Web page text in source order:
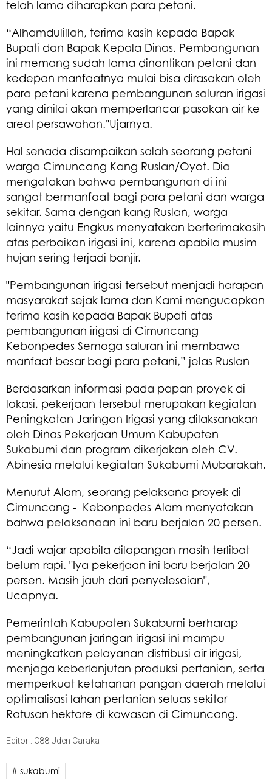
telah lama diharapkan para petani.
“Alhamdulillah, terima kasih kepada Bapak
Bupati dan Bapak Kepala Dinas. Pembangunan
ini memang sudah lama dinantikan petani dan
kedepan manfaatnya mulai bisa dirasakan oleh
para petani karena pembangunan saluran irigasi
yang dinilai akan memperlancar pasokan air ke
areal persawahan."Ujarnya.
Hal senada disampaikan salah seorang petani
warga Cimuncang Kang Ruslan/Oyot. Dia
mengatakan bahwa pembangunan di ini
sangat bermanfaat bagi para petani dan warga
sekitar. Sama dengan kang Ruslan, warga
lainnya yaitu Engkus menyatakan berterimakasih
atas perbaikan irigasi ini, karena apabila musim
hujan sering terjadi banjir.
"Pembangunan irigasi tersebut menjadi harapan
masyarakat sejak lama dan Kami mengucapkan
terima kasih kepada Bapak Bupati atas
pembangunan irigasi di Cimuncang
Kebonpedes Semoga saluran ini membawa
manfaat besar bagi para petani,” jelas Ruslan
Berdasarkan informasi pada papan proyek di
lokasi, pekerjaan tersebut merupakan kegiatan
Peningkatan Jaringan Irigasi yang dilaksanakan
oleh Dinas Pekerjaan Umum Kabupaten
Sukabumi dan program dikerjakan oleh CV.
Abinesia melalui kegiatan Sukabumi Mubarakah.
Menurut Alam, seorang pelaksana proyek di
Cimuncang - Kebonpedes Alam menyatakan
bahwa pelaksanaan ini baru berjalan 20 persen.
“Jadi wajar apabila dilapangan masih terlibat
belum rapi. "Iya pekerjaan ini baru berjalan 20
persen. Masih jauh dari penyelesaian",
Ucapnya.
Pemerintah Kabupaten Sukabumi berharap
pembangunan jaringan irigasi ini mampu
meningkatkan pelayanan distribusi air irigasi,
menjaga keberlanjutan produksi pertanian, serta
memperkuat ketahanan pangan daerah melalui
optimalisasi lahan pertanian seluas sekitar
Ratusan hektare di kawasan di Cimuncang.
Editor : C88 Uden Caraka
# sukabumi